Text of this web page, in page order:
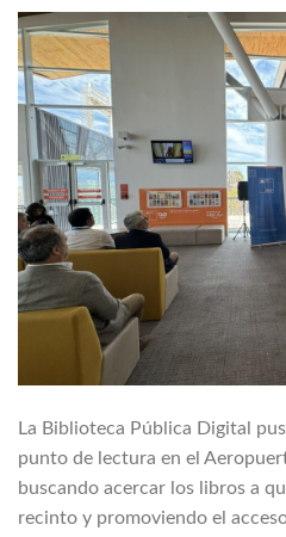
La Biblioteca Pública Digital
punto de lectura en el
buscando acercar los libros a
recinto y promoviendo el